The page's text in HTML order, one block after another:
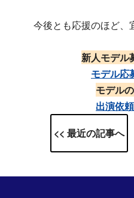
今後とも応援のほど、
新人モデル
モデル応
モデル
出演依
<< 最近の記事へ